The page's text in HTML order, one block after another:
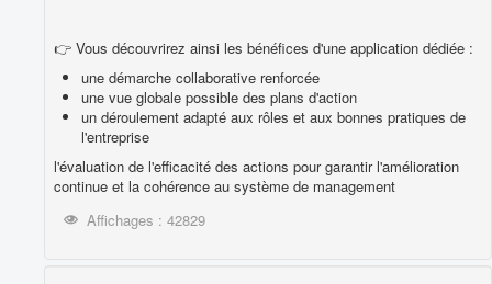
👉 Vous découvrirez ainsi les bénéfices d'une application dédiée :
une démarche collaborative renforcée
une vue globale possible des plans d'action
un déroulement adapté aux rôles et aux bonnes pratiques de
l'entreprise
l'évaluation de l'efficacité des actions pour garantir l'amélioration
continue et la cohérence au système de management
Affichages : 42829